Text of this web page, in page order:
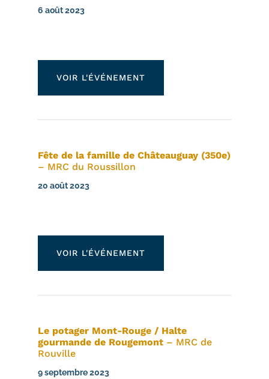
6 août 2023
VOIR L'ÉVÉNEMENT
Fête de la famille de Châteauguay (350e)
– MRC du Roussillon
20 août 2023
VOIR L'ÉVÉNEMENT
Le potager Mont-Rouge / Halte
gourmande de Rougemont– MRC de
Rouville
9 septembre 2023